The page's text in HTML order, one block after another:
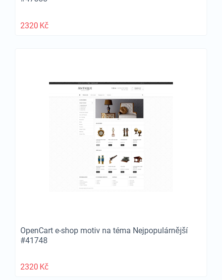
2320 Kč
OpenCart e-shop motiv na téma Nejpopulárnější
#41748
2320 Kč